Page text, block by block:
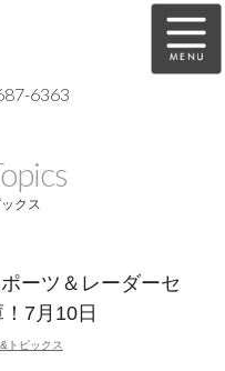
6363
特別作業
クス
ーツ＆レーダーセ
7月10日
トピックス